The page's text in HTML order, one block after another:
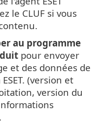
le CLUF si vous
au programme
pour envoyer
et des données de
(version et
version du